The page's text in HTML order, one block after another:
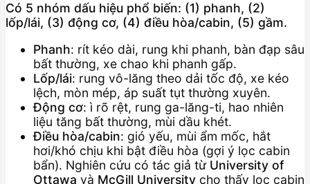
Có 5 nhóm dấu hiệu phổ biến: (1) phanh, (2)
lốp/lái, (3) động cơ, (4) điều hòa/cabin, (5) gầm.
Phanh: rít kéo dài, rung khi phanh, bàn đạp sâu
bất thường, xe chao khi phanh gấp.
Lốp/lái: rung vô-lăng theo dải tốc độ, xe kéo
lệch, mòn mép, áp suất tụt thường xuyên.
Động cơ: ì rõ rệt, rung ga-lăng-ti, hao nhiên
liệu tăng bất thường, mùi dầu khét.
Điều hòa/cabin: gió yếu, mùi ẩm mốc, hắt
hơi/khó chịu khi bật điều hòa (gợi ý lọc cabin
bẩn). Nghiên cứu có tác giả từ University of
Ottawa và McGill University cho thấy lọc cabin